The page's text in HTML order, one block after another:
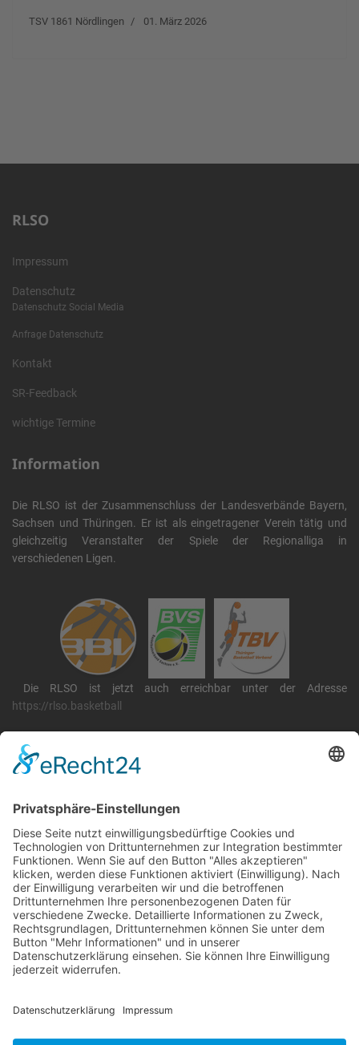
TSV 1861 Nördlingen 01. März 2026
RLSO
Impressum
Datenschutz
Datenschutz Social Media
Anfrage Datenschutz
Kontakt
SR-Feedback
wichtige Termine
Information
Die RLSO ist der Zusammenschluss der Landesverbände Bayern,
Sachsen und Thüringen. Er ist als eingetragener Verein tätig und
gleichzeitig Veranstalter der Spiele der Regionalliga in
verschiedenen Ligen.
Die RLSO ist jetzt auch erreichbar unter der Adresse
https://rlso.basketball
RLSO Minikalender
August 2026
Mo Di Mi Do Fr Sa
So
3127 28 29 30 31 1
2
3310 11 12